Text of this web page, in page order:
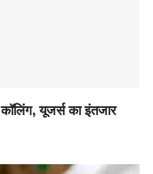
यूजर्स का इंतजार